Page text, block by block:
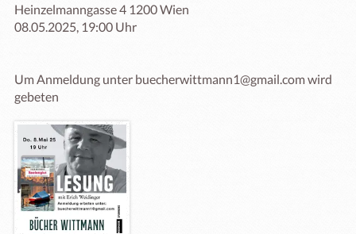
Heinzelmanngasse 4 1200 Wien
08.05.2025, 19:00 Uhr
Um Anmeldung unter buecherwittmann1@gmail.com wird